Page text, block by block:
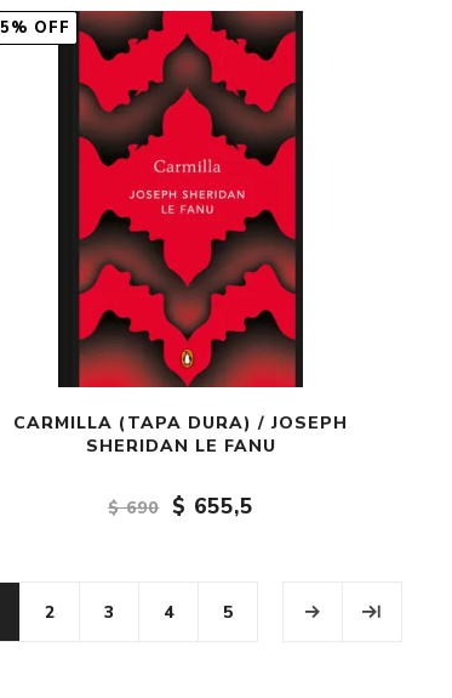
5% OFF
CARMILLA (TAPA DURA) / JOSEPH
SHERIDAN LE FANU
$ 690 $ 655,5
2 3 4 5